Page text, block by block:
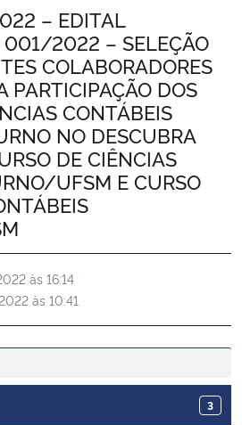
Inovações e Comunicações
– EDITAL
001/2022 – SELEÇÃO
COLABORADORES
PARTICIPAÇÃO DOS
CONTÁBEIS
NO DESCUBRA
DE CIÊNCIAS
UFSM E CURSO
às 16:14
às 10:41
3